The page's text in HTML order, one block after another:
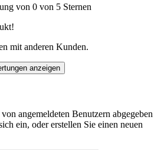
von 0 von 5 Sternen
mit anderen Kunden.
anzeigen
angemeldeten Benutzern abgegeben
ein, oder erstellen Sie einen neuen